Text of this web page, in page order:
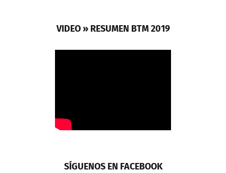
VIDEO » RESUMEN BTM 2019
SÍGUENOS EN FACEBOOK